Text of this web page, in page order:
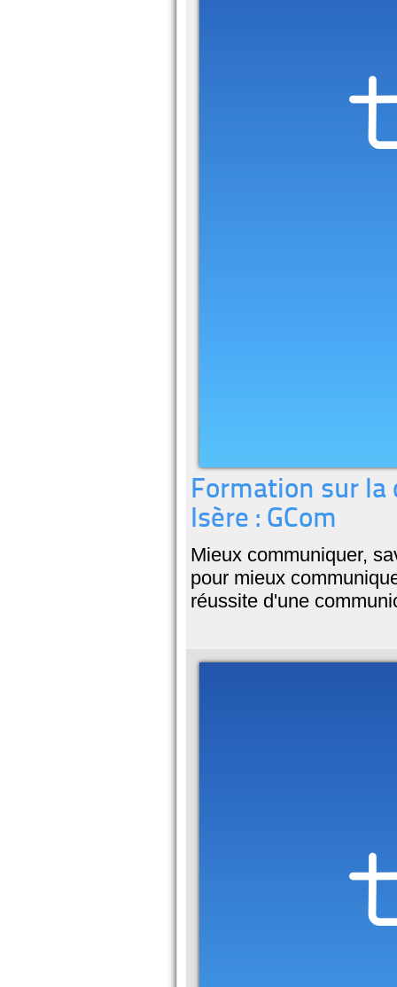
Formation sur
Isère : GCom
Mieux communiquer,
pour mieux
réussite d'une